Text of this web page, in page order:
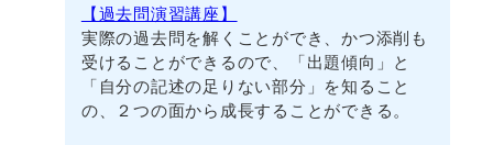
【過去問演習講座】
実際の過去問を解くことができ、かつ添削も
受けることができるので、「出題傾向」と
「自分の記述の足りない部分」を知ること
の、２つの面から成長することができる。